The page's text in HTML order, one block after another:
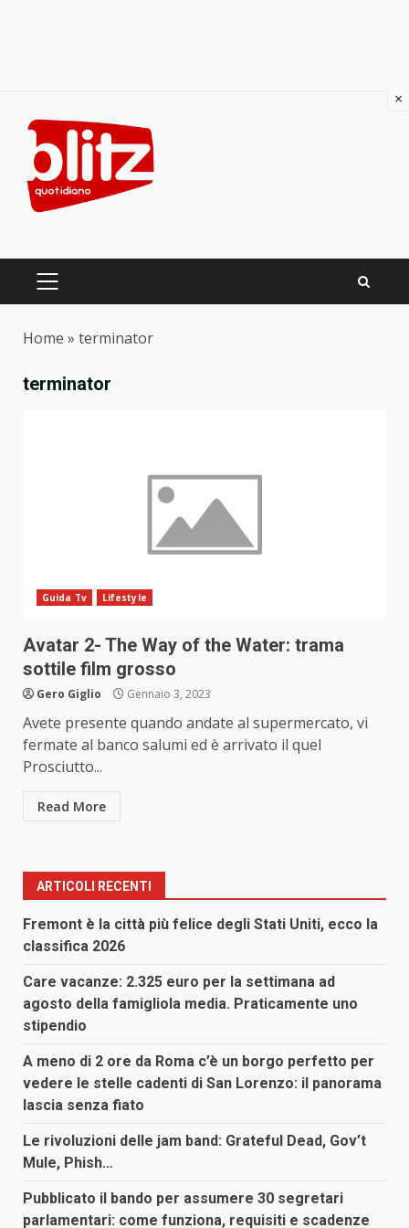
content
PRIMARY
Home » terminator
terminator
Guida Tv Lifestyle
Avatar 2- The Way of the Water: trama
sottile film grosso
Gero Giglio Gennaio 3, 2023
Avete presente quando andate al supermercato, vi
fermate al banco salumi ed è arrivato il quel
Prosciutto...
Read More
ARTICOLI RECENTI
Fremont è la città più felice degli Stati Uniti, ecco la
classifica 2026
Care vacanze: 2.325 euro per la settimana ad
agosto della famigliola media. Praticamente uno
stipendio
A meno di 2 ore da Roma c’è un borgo perfetto per
vedere le stelle cadenti di San Lorenzo: il panorama
lascia senza fiato
Le rivoluzioni delle jam band: Grateful Dead, Gov’t
Mule, Phish…
Pubblicato il bando per assumere 30 segretari
parlamentari: come funziona, requisiti e scadenze
×